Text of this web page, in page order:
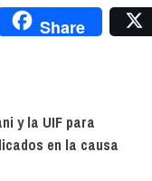
Share
y la UIF para
en la causa